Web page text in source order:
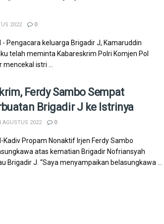
2022 0
- Pengacara keluarga Brigadir J, Kamaruddin
telah meminta Kabareskrim Polri Komjen Pol
istri ...
Ferdy Sambo Sempat
Brigadir J ke Istrinya
AGUSTUS 2022 0
Kadiv Propam Nonaktif Irjen Ferdy Sambo
atas kematian Brigadir Nofriansyah
Brigadir J. “Saya menyampaikan belasungkawa ...